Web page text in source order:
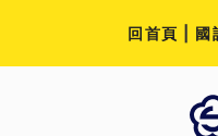
回首頁 國